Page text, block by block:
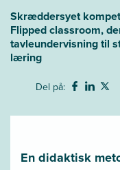
Skræddersyet
Flipped classroom,
tavleundervisning til
læring
Del på:
En didaktisk